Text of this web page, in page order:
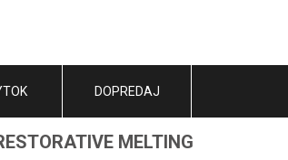
DOPREDAJ
MELTING